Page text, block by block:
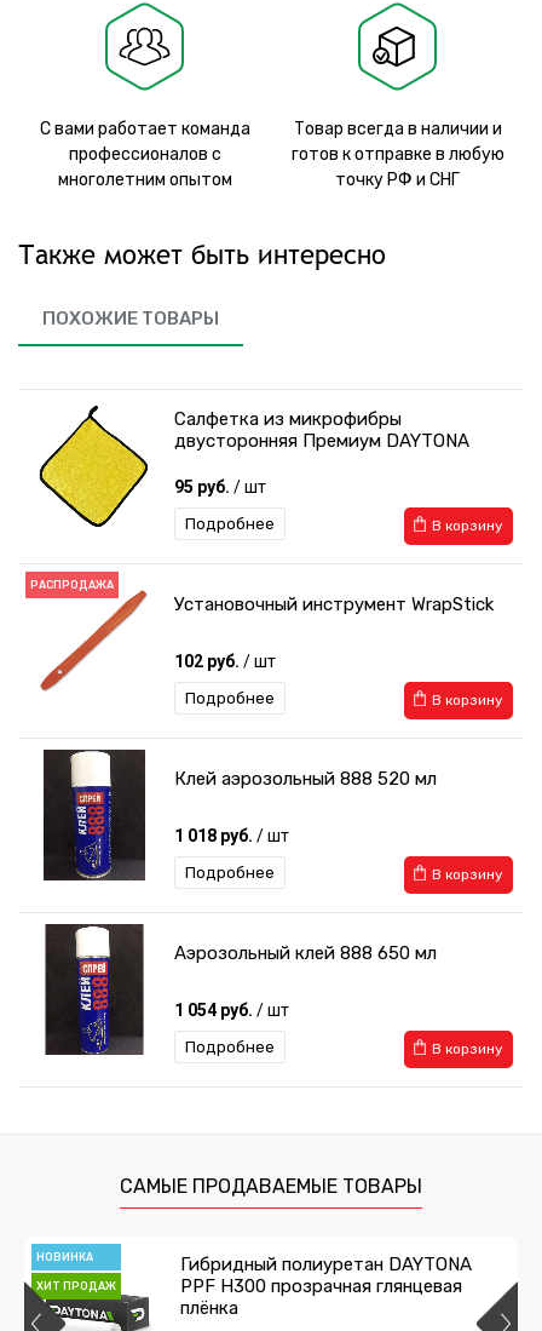
С вами работает команда
профессионалов с
многолетним опытом
Товар всегда в наличии и
готов к отправке в любую
точку РФ и СНГ
Также может быть интересно
ПОХОЖИЕ ТОВАРЫ
Салфетка из микрофибры
двусторонняя Премиум DAYTONA
95 руб. / шт
В корзину
Подробнее
РАСПРОДАЖА
Установочный инструмент WrapStick
102 руб. / шт
В корзину
Подробнее
Клей аэрозольный 888 520 мл
1 018 руб. / шт
В корзину
Подробнее
Аэрозольный клей 888 650 мл
1 054 руб. / шт
В корзину
Подробнее
144 руб./ шт
Выгонка с фетром мягкая
САМЫЕ ПРОДАВАЕМЫЕ ТОВАРЫ
НОВИНКА
ХИТ ПРОДАЖ
Гибридный полиуретан DAYTONA
PPF H300 прозрачная глянцевая
плёнка